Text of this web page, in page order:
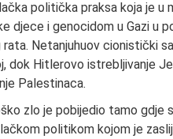
politička praksa koja je u
djece i genocidom u Gazi u
Netanjuhuov cionistički
dok Hitlerovo istrebljivanje
Palestinaca.
zlo je pobijedio tamo gdje
politikom kojom je